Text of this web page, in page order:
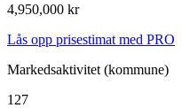
4,950,000 kr
Lås opp prisestimat med PRO
Markedsaktivitet (kommune)
127